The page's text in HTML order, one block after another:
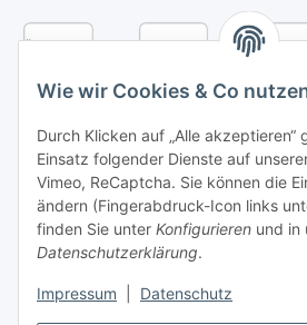
Wie wir Cookies & Co
Durch Klicken auf „Alle akzeptieren“
Einsatz folgender Dienste auf
Vimeo, ReCaptcha. Sie können die
ändern (Fingerabdruck-Icon links
finden Sie unter Konfigurieren und in
Datenschutzerklärung.
Impressum Datenschutz